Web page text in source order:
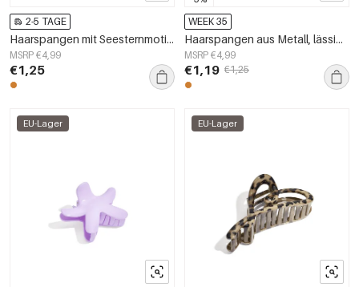
2-5 TAGE
Haarspangen mit Seesternmotiv, lässige Legierung, Alltagsaccessoires
MSRP €4,99
€1,25
WEEK 35
Haarspangen aus Metall, lässige Alltagsaccessoires aus Legierung
MSRP €4,99
€1,19 €1,25
EU-Lager EU-Lager